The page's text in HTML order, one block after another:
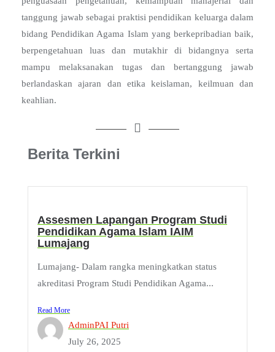
tanggung jawab sebagai praktisi pendidikan keluarga dalam
bidang Pendidikan Agama Islam yang berkepribadian baik,
berpengetahuan luas dan mutakhir di bidangnya serta
mampu melaksanakan tugas dan bertanggung jawab
berlandaskan ajaran dan etika keislaman, keilmuan dan
keahlian.
Berita Terkini
Assesmen Lapangan Program Studi
Pendidikan Agama Islam IAIM
Lumajang
Lumajang- Dalam rangka meningkatkan status
akreditasi Program Studi Pendidikan Agama...
Read More
AdminPAI Putri
July 26, 2025